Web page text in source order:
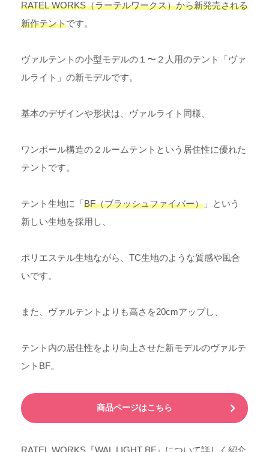
RATEL WORKS（ラーテルワークス）から新発売される
新作テントです。
ヴァルテントの小型モデルの１〜２人用のテント「ヴァ
ルライト」の新モデルです。
基本のデザインや形状は、ヴァルライト同様、
ワンポール構造の２ルームテントという居住性に優れた
テントです。
テント生地に「BF（ブラッシュファイバー） 」という
新しい生地を採用し、
ポリエステル生地ながら、TC生地のような質感や風合
いです。
また、ヴァルテントよりも高さを20cmアップし、
テント内の居住性をより向上させた新モデルのヴァルテ
ントBF。
商品ページはこちら
RATEL WORKS『WAL LIGHT BF』について詳しく紹介